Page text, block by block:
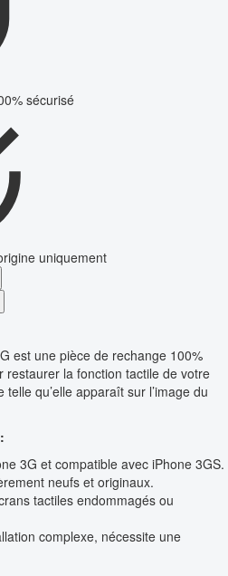
sécurisé
uniquement
est une pièce de rechange 100%
restaurer la fonction tactile de votre
qu’elle apparaît sur l’image du
3G et compatible avec iPhone 3GS.
neufs et originaux.
tactiles endommagés ou
complexe, nécessite une